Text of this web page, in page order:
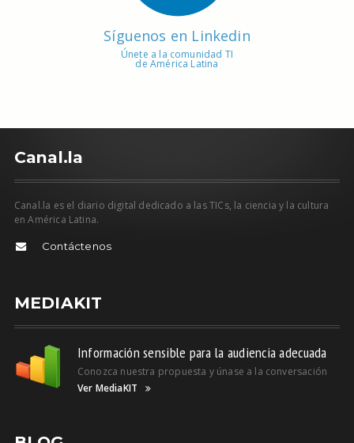
Síguenos en Linkedin
Únete a la comunidad TI
de América Latina
Canal.la
Canal.la es el diario digital dedicado a las TICs, la ciencia y la cultura
en América Latina.
Contáctenos
MEDIAKIT
Información sensible para la audiencia adecuada
Conozca nuestra propuesta y únase a la conversación
Ver MediaKIT